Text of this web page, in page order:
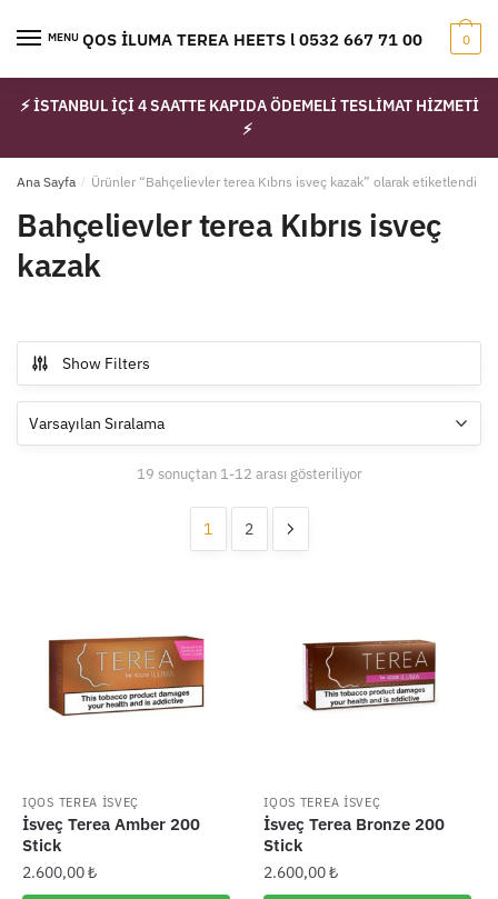
MENUIQOS İLUMA TEREA HEETS l 0532 667 71 00 0
⚡ İSTANBUL İÇİ 4 SAATTE KAPIDA ÖDEMELİ TESLİMAT HİZMETİ
⚡
Ana Sayfa / Ürünler “Bahçelievler terea Kıbrıs isveç kazak” olarak etiketlendi
Bahçelievler terea Kıbrıs isveç
kazak
Show Filters
19 sonuçtan 1-12 arası gösteriliyor
1 2
IQOS TEREA İSVEÇ
İsveç Terea Amber 200
Stick
2.600,00₺
IQOS TEREA İSVEÇ
İsveç Terea Bronze 200
Stick
2.600,00₺